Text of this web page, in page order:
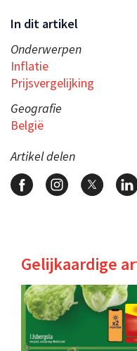
In dit artikel
Onderwerpen
Inflatie
Prijsvergelijking
Geografie
België
Artikel delen
Gelijkaardige